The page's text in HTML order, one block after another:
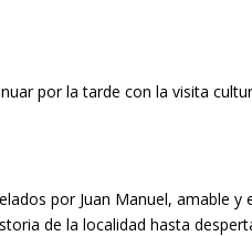
por la tarde con la visita
por Juan Manuel, amable
de la localidad hasta